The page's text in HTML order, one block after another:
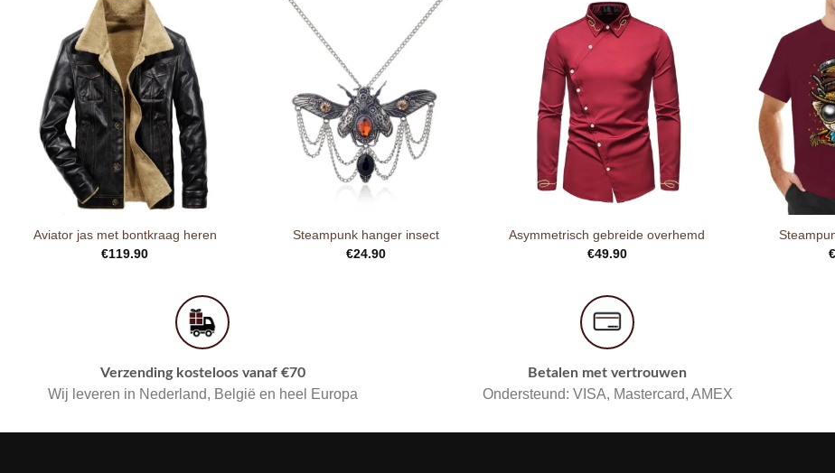
Aviator jas met bontkraag heren
€119.90
Steampunk hanger insect
€24.90
Asymmetrisch gebreide overhemd
€49.90
€
Verzending kosteloos vanaf €70
Wij leveren in Nederland, België en heel Europa
Betalen met vertrouwen
Ondersteund: VISA, Mastercard, AMEX